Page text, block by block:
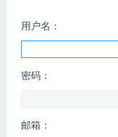
用户名：
密码：
邮箱：